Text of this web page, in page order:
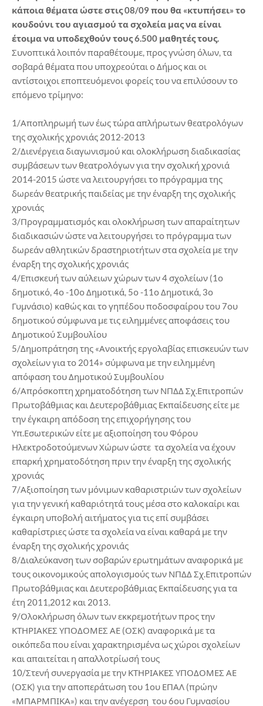
κάποια θέματα ώστε στις 08/09 που θα «κτυπήσει» το
κουδούνι του αγιασμού τα σχολεία μας να είναι
έτοιμα να υποδεχθούν τους 6.500 μαθητές τους.
Συνοπτικά λοιπόν παραθέτουμε, προς γνώση όλων, τα
σοβαρά θέματα που υποχρεούται ο Δήμος και οι
αντίστοιχοι εποπτευόμενοι φορείς του να επιλύσουν το
επόμενο τρίμηνο:
1/Αποπληρωμή των έως τώρα απλήρωτων θεατρολόγων
της σχολικής χρονιάς 2012-2013
2/Διενέργεια διαγωνισμού και ολοκλήρωση διαδικασίας
συμβάσεων των θεατρολόγων για την σχολική χρονιά
2014-2015 ώστε να λειτουργήσει το πρόγραμμα της
δωρεάν θεατρικής παιδείας με την έναρξη της σχολικής
χρονιάς
3/Προγραμματισμός και ολοκλήρωση των απαραίτητων
διαδικασιών ώστε να λειτουργήσει το πρόγραμμα των
δωρεάν αθλητικών δραστηριοτήτων στα σχολεία με την
έναρξη της σχολικής χρονιάς
4/Επισκευή των αύλειων χώρων των 4 σχολείων (1ο
δημοτικό, 4ο -10ο Δημοτικά, 5ο -11ο Δημοτικά, 3ο
Γυμνάσιο) καθώς και το γηπέδου ποδοσφαίρου του 7ου
δημοτικού σύμφωνα με τις ειλημμένες αποφάσεις του
Δημοτικού Συμβουλίου
5/Δημοπράτηση της «Ανοικτής εργολαβίας επισκευών των
σχολείων για το 2014» σύμφωνα με την ειλημμένη
απόφαση του Δημοτικού Συμβουλίου
6/Απρόσκοπτη χρηματοδότηση των ΝΠΔΔ Σχ.Επιτροπών
Πρωτοβάθμιας και Δευτεροβάθμιας Εκπαίδευσης είτε με
την έγκαιρη απόδοση της επιχορήγησης του
Υπ.Εσωτερικών είτε με αξιοποίηση του Φόρου
Ηλεκτροδοτούμενων Χώρων ώστε τα σχολεία να έχουν
επαρκή χρηματοδότηση πριν την έναρξη της σχολικής
χρονιάς
7/Αξιοποίηση των μόνιμων καθαριστριών των σχολείων
για την γενική καθαριότητά τους μέσα στο καλοκαίρι και
έγκαιρη υποβολή αιτήματος για τις επί συμβάσει
καθαρίστριες ώστε τα σχολεία να είναι καθαρά με την
έναρξη της σχολικής χρονιάς
8/Διαλεύκανση των σοβαρών ερωτημάτων αναφορικά με
τους οικονομικούς απολογισμούς των ΝΠΔΔ Σχ.Επιτροπών
Πρωτοβάθμιας και Δευτεροβάθμιας Εκπαίδευσης για τα
έτη 2011,2012 και 2013.
9/Ολοκλήρωση όλων των εκκρεμοτήτων προς την
ΚΤΗΡΙΑΚΕΣ ΥΠΟΔΟΜΕΣ ΑΕ (ΟΣΚ) αναφορικά με τα
οικόπεδα που είναι χαρακτηρισμένα ως χώροι σχολείων
και απαιτείται η απαλλοτρίωσή τους
10/Στενή συνεργασία με την ΚΤΗΡΙΑΚΕΣ ΥΠΟΔΟΜΕΣ ΑΕ
(ΟΣΚ) για την αποπεράτωση του 1ου ΕΠΑΛ (πρώην
«ΜΠΑΡΜΠΙΚΑ») και την ανέγερση του 6ου Γυμνασίου